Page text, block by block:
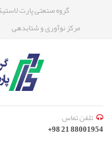
گروه صنعتی پارت
مرکز نوآوری و شتابدهی
تلفن تماس
88001954 21 98+